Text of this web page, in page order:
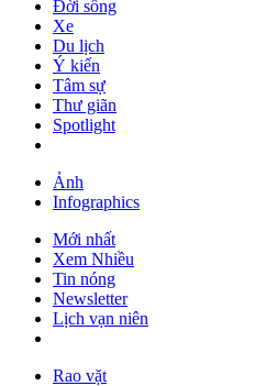
Đời sống
Xe
Du lịch
Ý kiến
Tâm sự
Thư giãn
Spotlight
Ảnh
Infographics
Mới nhất
Xem Nhiều
Tin nóng
Newsletter
Lịch vạn niên
Rao vặt